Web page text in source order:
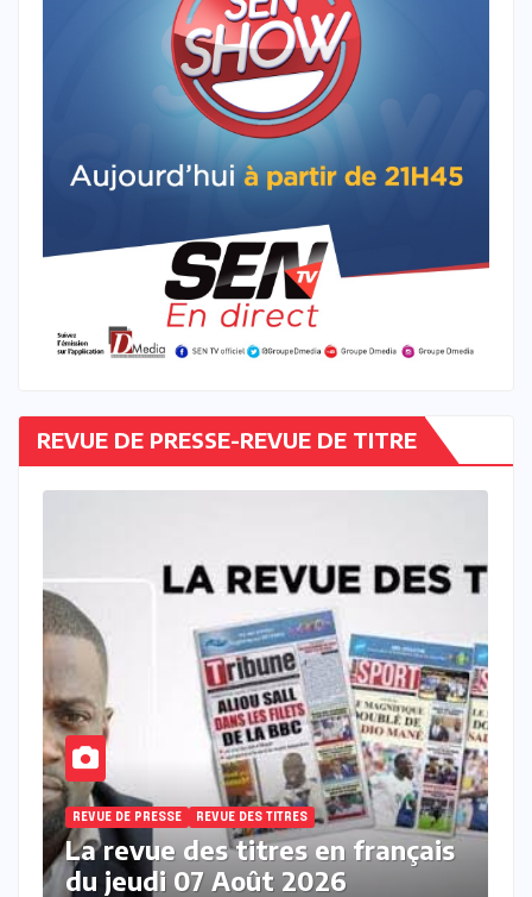
REVUE DE PRESSE-REVUE DE TITRE
REVUE DE PRESSE REVUE DES TITRES
La revue de presse en wolof du
mercredi 05 Aout 2026 avec